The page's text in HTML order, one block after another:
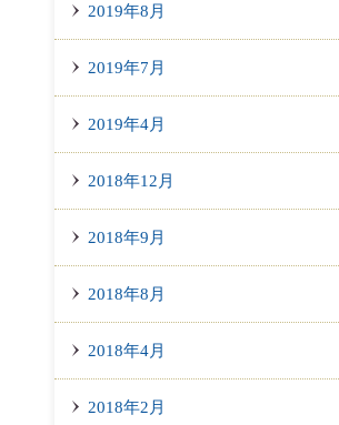
2019年8月
2019年7月
2019年4月
2018年12月
2018年9月
2018年8月
2018年4月
2018年2月